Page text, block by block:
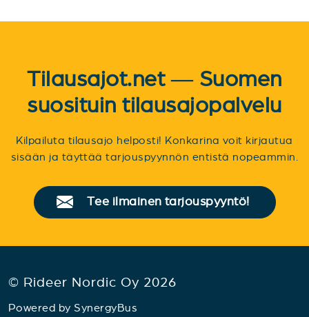
Tilausajot.net — Suomen
suosituin tilausajopalvelu
Kilpailuta tilausajo helposti! Konkarina voit kirjautua
sisään ja täyttää tarjouspyynnön entistä nopeammin.
Tee ilmainen tarjouspyyntö!
© Rideer Nordic Oy 2026
Powered by SynergyBus